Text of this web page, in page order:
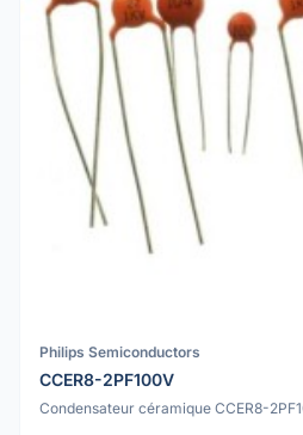
Philips Semiconductors
CCER8-2PF100V
Condensateur céramique CCER8-